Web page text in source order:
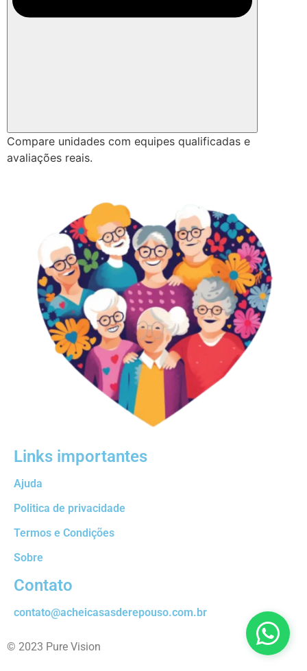
Compare unidades com equipes qualificadas e
avaliações reais.
Links importantes
Ajuda
Politica de privacidade
Termos e Condições
Sobre
Contato
contato@acheicasasderepouso.com.br
© 2023 Pure Vision